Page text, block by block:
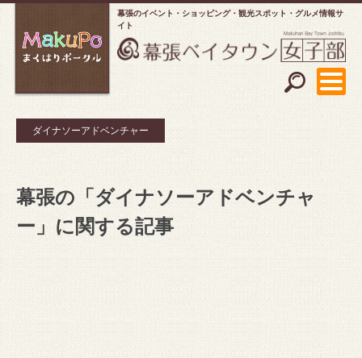
幕張のイベント・ショッピング
観光スポット・グルメ情報サ
イト
ダイナソーアドベンチャー
幕張の「ダイナソーアドベンチャ
ー」に関する記事